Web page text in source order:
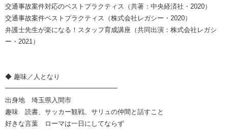
交通事故案件対応のベストプラクティス（共著：中央経済社・2020）
交通事故案件ベストプラクティス（株式会社レガシー・2020）
弁護士先生が楽になる！スタッフ育成講座（共同出演：株式会社レガシ
ー・2021）
◆ 趣味／人となり
━━━━━━━━━━━━━━━━━
出身地 埼玉県入間市
趣味 読書、サッカー観戦、サリュの仲間と話すこと
好きな言葉 ローマは一日にしてならず